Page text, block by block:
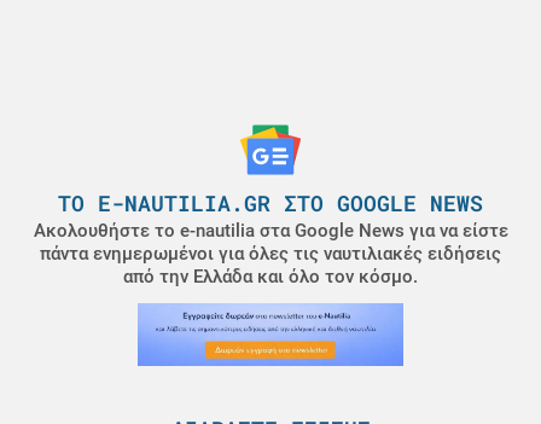
ΤΟ E-NAUTILIA.GR ΣΤΟ GOOGLE NEWS
Ακολουθήστε το e-nautilia στα Google News για να είστε
πάντα ενημερωμένοι για όλες τις ναυτιλιακές ειδήσεις
από την Ελλάδα και όλο τον κόσμο.